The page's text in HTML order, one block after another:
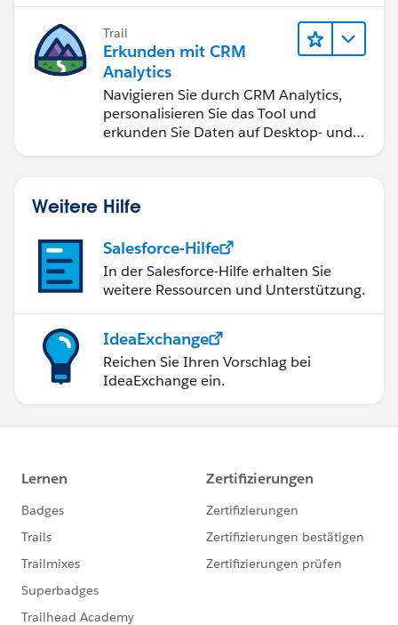
Trail
Erkunden mit CRM
Analytics
Navigieren Sie durch CRM Analytics,
personalisieren Sie das Tool und
erkunden Sie Daten auf Desktop- und
Weitere Hilfe
Salesforce-Hilfe
In der Salesforce-Hilfe erhalten Sie
weitere Ressourcen und Unterstützung.
IdeaExchange
Reichen Sie Ihren Vorschlag bei
IdeaExchange ein.